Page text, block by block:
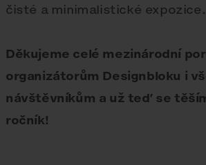
čisté a minimalistické expozice.
Děkujeme celé mezinárodní
organizátorům Designbloku i
návštěvníkům a už teď se
ročník!